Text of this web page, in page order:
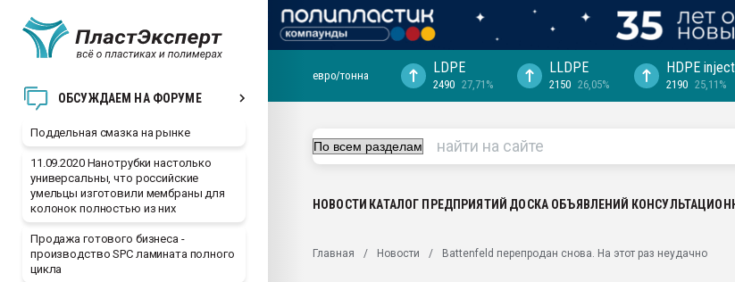
ОБСУЖДАЕМ НА ФОРУМЕ
Поддельная смазка на рынке
11.09.2020 Нанотрубки настолько
универсальны, что российские
умельцы изготовили мембраны для
колонок полностью из них
Продажа готового бизнеса -
производство SPC ламината полного
цикла
ближайшее подмосковье, с.-в.
Подмосковье, Москва
первый план в переработке
28.07.2026 "Технониколь" довольна
евро/тонна LDPE
2490 27,71%
LLDPE
2150 26,05%
HDPE
2190 25,11%
НОВОСТИ КАТАЛОГ ПРЕДПРИЯТИЙ ДОСКА ОБЪЯВЛЕНИЙ
Главная Новости Battenfeld перепродан снова. На этот раз неудачно